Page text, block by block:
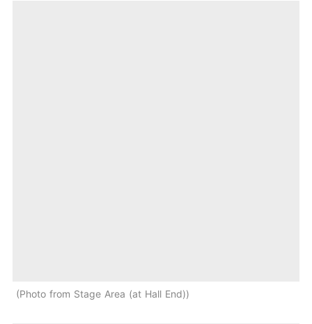
Photo from Stage Area (at Hall End)